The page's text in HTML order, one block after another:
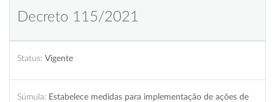
Decreto 115/2021
Status: Vigente
Súmula: Estabelece medidas para implementação de ações de